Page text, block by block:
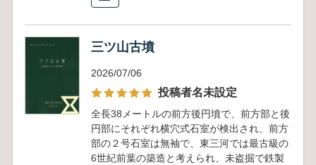
三ツ山古墳
2026/07/06
投稿者名未設定
全長38メートルの前方後円墳で、前方部と後
円部にそれぞれ横穴式石室が検出され、前方
部の２号石室は無袖で、東三河では最古級の
6世紀前葉の築造と考えられ、未盗掘で鉄製